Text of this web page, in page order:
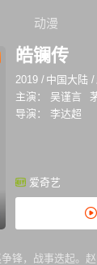
动漫
皓镧传
2019 / 中国大陆 /
主演：
吴谨言
导演：
李达超
爱奇艺
锋，战事迭起。